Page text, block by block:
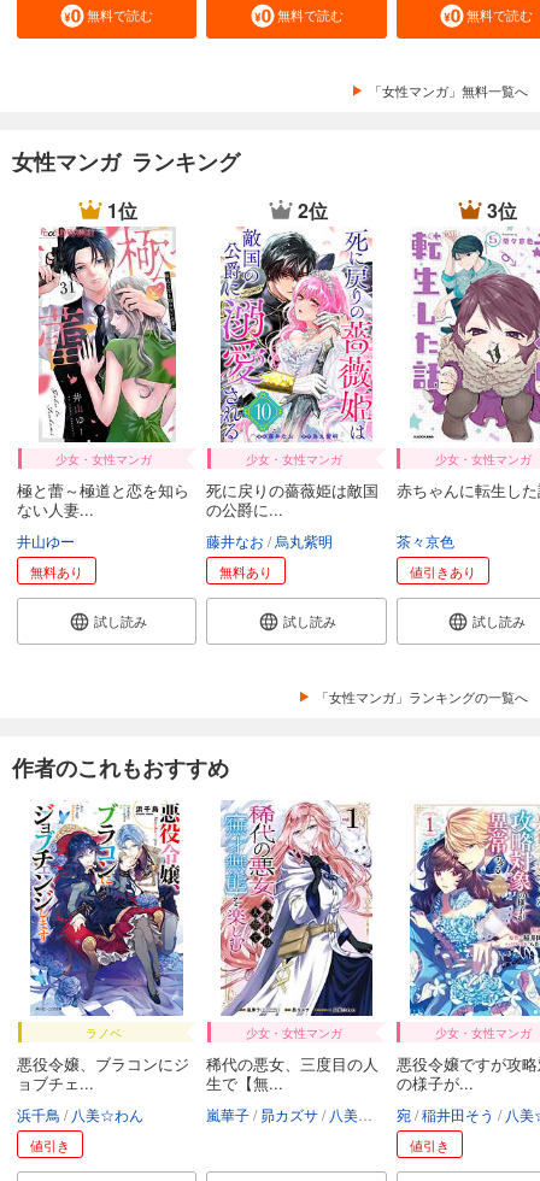
無料で読む 無料で読む 無料で読む
「女性マンガ」無料一覧へ
女性マンガ ランキング
1位
少女・女性マンガ
極と蕾～極道と恋を知ら
ない人妻...
井山ゆー
無料あり
試し読み
2位
少女・女性マンガ
死に戻りの薔薇姫は敵国
の公爵に...
藤井なお 烏丸紫明
無料あり
試し読み
3位
少女・女性マンガ
赤ちゃんに転生し
茶々京色
値引きあり
試し読み
「女性マンガ」ランキングの一覧へ
作者のこれもおすすめ
ラノベ
悪役令嬢、ブラコンにジ
ョブチェ...
浜千鳥 八美☆わん
値引き
少女・女性マンガ
稀代の悪女、三度目の人
生で【無...
嵐華子 昴カズサ 八美☆わん
少女・女性マンガ
悪役令嬢ですが攻
の様子が...
宛 稲井田そう 八美☆
値引き